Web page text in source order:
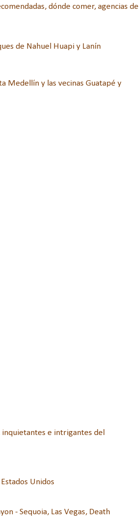
dónde comer, agencias de
de Nahuel Huapi y Lanín
Medellín y las vecinas Guatapé y
e intrigantes del
Unidos
- Sequoia, Las Vegas, Death